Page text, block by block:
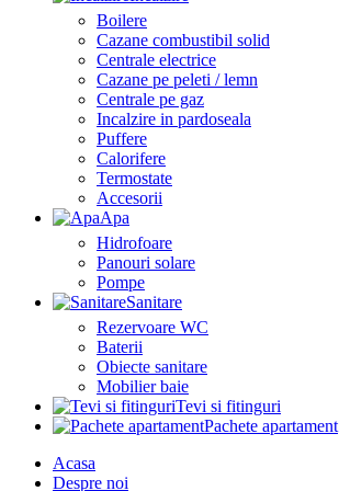
Boilere
Cazane combustibil solid
Centrale electrice
Cazane pe peleti / lemn
Centrale pe gaz
Incalzire in pardoseala
Puffere
Calorifere
Termostate
Accesorii
Apa
Hidrofoare
Panouri solare
Pompe
Sanitare
Rezervoare WC
Baterii
Obiecte sanitare
Mobilier baie
Tevi si fitinguri
Pachete apartament
Acasa
Despre noi